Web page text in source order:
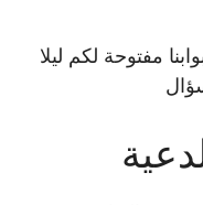
مفتوحة لكم ليلا